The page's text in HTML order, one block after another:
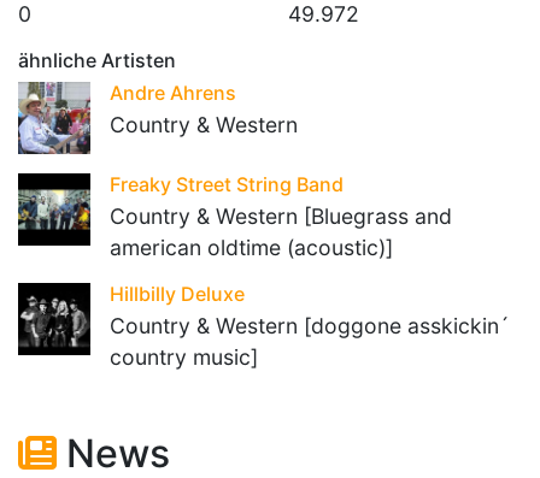
0
49.972
ähnliche Artisten
Andre Ahrens
Country & Western
Freaky Street String Band
Country & Western [Bluegrass and
american oldtime (acoustic)]
Hillbilly Deluxe
Country & Western [doggone asskickin´
country music]
News